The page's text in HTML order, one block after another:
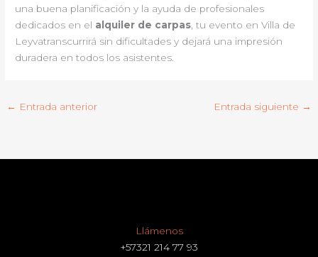
una buena planificación y la ayuda de profesionales
dedicados en el alquiler de carpas , tu evento en Villa de
Leyvatranscurrirá sin dificultades y dejará una impresión
duradera en todos los asistentes.
← Entrada anterior Entrada siguiente →
Llámenos
+57321 214 77 93